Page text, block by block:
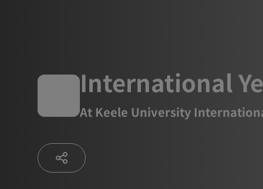
International
At Keele University